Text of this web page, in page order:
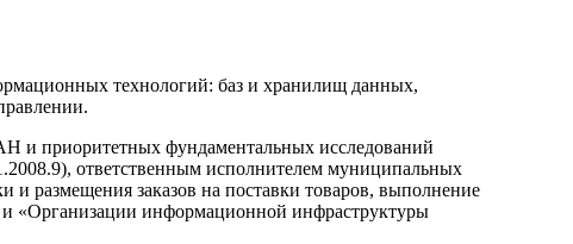
технологий: баз и хранилищ данных,
и приоритетных фундаментальных исследований
ответственным исполнителем муниципальных
и размещения заказов на поставки товаров, выполнение
и «Организации информационной инфраструктуры